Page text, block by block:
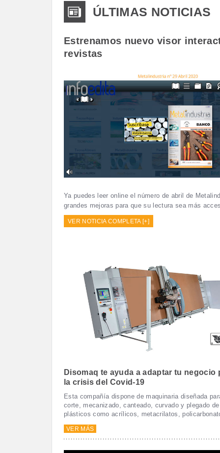
ÚLTIMAS NOTICIAS
Estrenamos nuevo visor
revistas
Ya puedes leer online el número de abril de
grandes mejoras para que su lectura sea más
VER NOTICIA COMPLETA [+]
Disomaq te ayuda a adaptar tu negocio
la crisis del Covid-19
Esta compañía dispone de maquinaria diseñada
corte, mecanizado, canteado, curvado y plegado
plásticos como acrílicos, metacrilatos,
VER MÁS